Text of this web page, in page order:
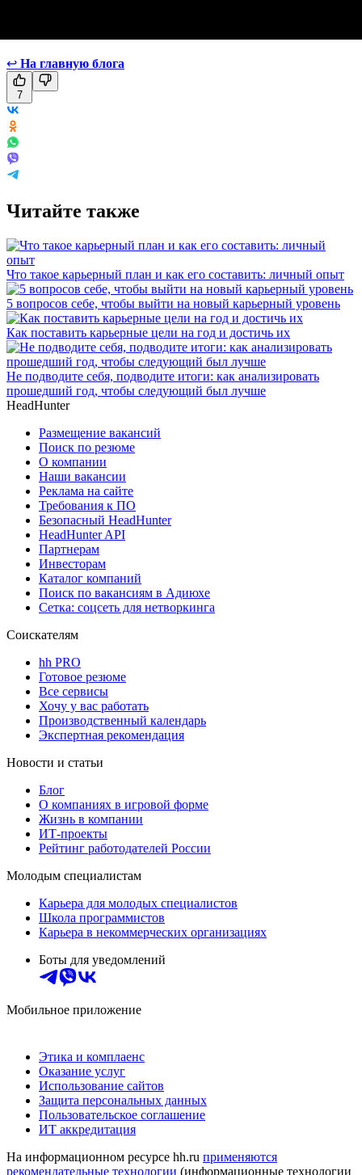
↩ На главную блога
7
Читайте также
Что такое карьерный план и как его составить: личный опыт
5 вопросов себе, чтобы выйти на новый карьерный уровень
Как поставить карьерные цели на год и достичь их
Не подводите себя, подводите итоги: как анализировать
прошедший год, чтобы следующий был лучше
HeadHunter
Размещение вакансий
Поиск по резюме
О компании
Наши вакансии
Реклама на сайте
Требования к ПО
Безопасный HeadHunter
HeadHunter API
Партнерам
Инвесторам
Каталог компаний
Поиск по вакансиям в Адиюхе
Сетка: соцсеть для нетворкинга
Соискателям
hh PRO
Готовое резюме
Все сервисы
Хочу у вас работать
Производственный календарь
Экспертная рекомендация
Новости и статьи
Блог
О компаниях в игровой форме
Жизнь в компании
ИТ-проекты
Рейтинг работодателей России
Молодым специалистам
Карьера для молодых специалистов
Школа программистов
Карьера в некоммерческих организациях
Боты для уведомлений
Мобильное приложение
Этика и комплаенс
Оказание услуг
Использование сайтов
Защита персональных данных
Пользовательское соглашение
ИТ аккредитация
На информационном ресурсе hh.ru применяются
рекомендательные технологии (информационные технологии